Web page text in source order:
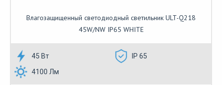
Влагозащищенный светодиодный светильник ULT-Q218
45W/NW IP65 WHITE
45 Вт
IP 65
4100 Лм